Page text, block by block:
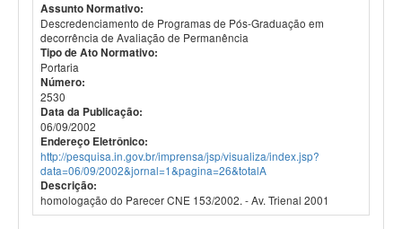
Assunto Normativo:
Descredenciamento de Programas de Pós-Graduação em
decorrência de Avaliação de Permanência
Tipo de Ato Normativo:
Portaria
Número:
2530
Data da Publicação:
06/09/2002
Endereço Eletrônico:
http://pesquisa.in.gov.br/imprensa/jsp/visualiza/index.jsp?
data=06/09/2002&jornal=1&pagina=26&totalA
Descrição:
homologação do Parecer CNE 153/2002. - Av. Trienal 2001